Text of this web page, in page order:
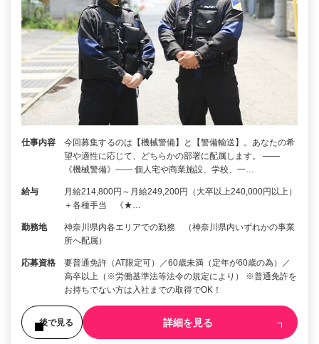
仕事内容
今回募集するのは【機械警備】と【警備輸送】。あなたの希
望や適性に応じて、どちらかの部署に配属します。 ――
《機械警備》―― 個人宅や商業施設、学校、一…
給与
月給214,800円～月給249,200円（大卒以上240,000円以上）
＋各種手当 《★…
勤務地
神奈川県内各エリアでの勤務 （神奈川県内いずれかの事業
所へ配属）
応募資格
要普通免許（AT限定可）／60歳未満（定年が60歳の為）／
高卒以上（※労働基準法等法令の規定により） ※普通免許を
お持ちでない方は入社までの取得でOK！
後で見る 詳細を見る